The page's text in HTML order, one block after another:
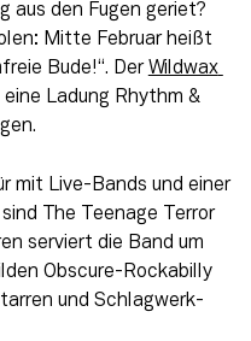
aus den Fugen geriet?
Mitte Februar heißt
Bude!“. Der Wildwax
Ladung Rhythm &
mit Live-Bands und einer
The Teenage Terror
serviert die Band um
Obscure-Rockabilly
und Schlagwerk-